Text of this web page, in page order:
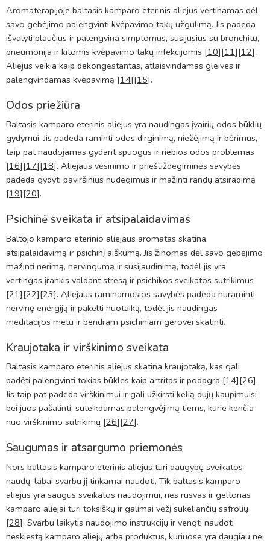
Aromaterapijoje baltasis kamparo eterinis aliejus vertinamas dėl
savo gebėjimo palengvinti kvėpavimo takų užgulimą. Jis padeda
išvalyti plaučius ir palengvina simptomus, susijusius su bronchitu,
pneumonija ir kitomis kvėpavimo takų infekcijomis [10][11][12].
Aliejus veikia kaip dekongestantas, atlaisvindamas gleives ir
palengvindamas kvėpavimą [14][15].
Odos priežiūra
Baltasis kamparo eterinis aliejus yra naudingas įvairių odos būklių
gydymui. Jis padeda raminti odos dirginimą, niežėjimą ir bėrimus,
taip pat naudojamas gydant spuogus ir riebios odos problemas
[16][17][18]. Aliejaus vėsinimo ir priešuždegiminės savybės
padeda gydyti paviršinius nudegimus ir mažinti randų atsiradimą
[19][20].
Psichinė sveikata ir atsipalaidavimas
Baltojo kamparo eterinio aliejaus aromatas skatina
atsipalaidavimą ir psichinį aiškumą. Jis žinomas dėl savo gebėjimo
mažinti nerimą, nervingumą ir susijaudinimą, todėl jis yra
vertingas įrankis valdant stresą ir psichikos sveikatos sutrikimus
[21][22][23]. Aliejaus raminamosios savybės padeda nuraminti
nervinę energiją ir pakelti nuotaiką, todėl jis naudingas
meditacijos metu ir bendram psichiniam gerovei skatinti.
Kraujotaka ir virškinimo sveikata
Baltasis kamparo eterinis aliejus skatina kraujotaką, kas gali
padėti palengvinti tokias būkles kaip artritas ir podagra [14][26].
Jis taip pat padeda virškinimui ir gali užkirsti kelią dujų kaupimuisi
bei juos pašalinti, suteikdamas palengvėjimą tiems, kurie kenčia
nuo virškinimo sutrikimų [26][27].
Saugumas ir atsargumo priemonės
Nors baltasis kamparo eterinis aliejus turi daugybę sveikatos
naudų, labai svarbu jį tinkamai naudoti. Tik baltasis kamparo
aliejus yra saugus sveikatos naudojimui, nes rusvas ir geltonas
kamparo aliejai turi toksiškų ir galimai vėžį sukeliančių safrolių
[28]. Svarbu laikytis naudojimo instrukcijų ir vengti naudoti
neskiestą kamparo aliejų arba produktus, kuriuose yra daugiau nei